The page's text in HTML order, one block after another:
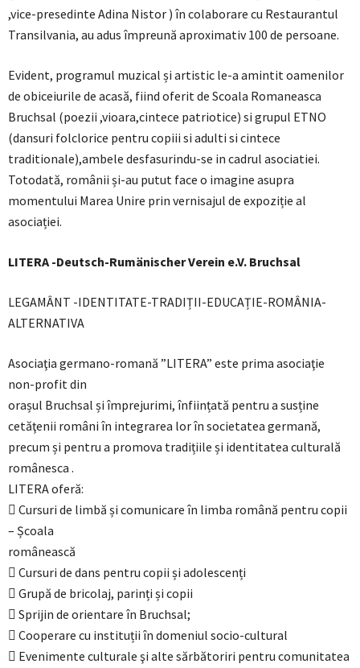
,vice-presedinte Adina Nistor ) în colaborare cu Restaurantul
Transilvania, au adus împreună aproximativ 100 de persoane.
Evident, programul muzical și artistic le-a amintit oamenilor
de obiceiurile de acasă, fiind oferit de Scoala Romaneasca
Bruchsal (poezii ,vioara,cintece patriotice) si grupul ETNO
(dansuri folclorice pentru copiii si adulti si cintece
traditionale),ambele desfasurindu-se in cadrul asociatiei.
Totodată, românii și-au putut face o imagine asupra
momentului Marea Unire prin vernisajul de expoziție al
asociației.
LITERA -Deutsch-Rumänischer Verein e.V. Bruchsal
LEGAMÂNT -IDENTITATE-TRADIȚII-EDUCAȚIE-ROMÂNIA-
ALTERNATIVA
Asociaţia germano-romană ”LITERA” este prima asociaţie
non-profit din
orașul Bruchsal și împrejurimi, înființată pentru a susține
cetăţenii români în integrarea lor în societatea germană,
precum și pentru a promova tradițiile și identitatea culturală
românesca .
LITERA oferă:
 Cursuri de limbă și comunicare în limba română pentru copii
– Școala
românească
 Cursuri de dans pentru copii și adolescenți
 Grupă de bricolaj, parinți și copii
 Sprijin de orientare în Bruchsal;
 Cooperare cu instituții în domeniul socio-cultural
 Evenimente culturale şi alte sărbătoriri pentru comunitatea